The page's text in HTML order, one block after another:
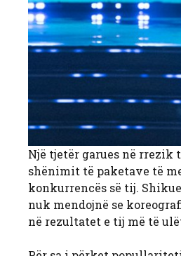
Një tjetër garues në rrezik
shënimit të paketave të
konkurrencës së tij.
nuk mendojnë se
në rezultatet e tij më të